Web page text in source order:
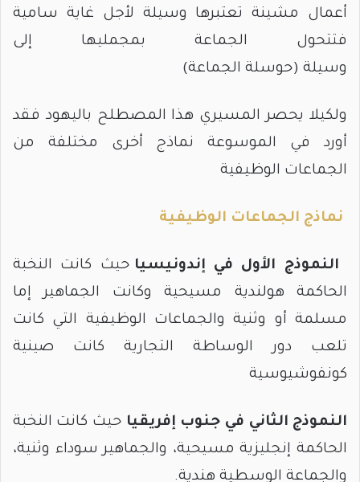
أعمال مشينة تعتبرها وسيلة لأجل غاية سامية
فتتحول الجماعة بمجمليها إلى
وسيلة (حوسلة الجماعة)
ولكيلا يحصر المسيري هذا المصطلح باليهود فقد
أورد في الموسوعة نماذج أخرى مختلفة من
الجماعات الوظيفية
نماذج الجماعات الوظيفية
النموذج الأول في إندونيسيا حيث كانت النخبة
الحاكمة هولندية مسيحية وكانت الجماهير إما
مسلمة أو وثنية والجماعات الوظيفية التي كانت
تلعب دور الوساطة التجارية كانت صينية
كونفوشيوسية
النموذج الثاني في جنوب إفريقيا حيث كانت النخبة
الحاكمة إنجليزية مسيحية، والجماهير سوداء وثنية،
والجماعة الوسطية هندية.